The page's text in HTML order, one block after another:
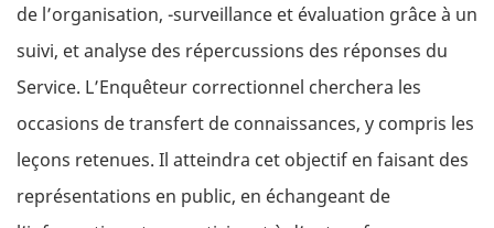
de l’organisation, -surveillance et évaluation grâce à un
suivi, et analyse des répercussions des réponses du
Service. L’Enquêteur correctionnel cherchera les
occasions de transfert de connaissances, y compris les
leçons retenues. Il atteindra cet objectif en faisant des
représentations en public, en échangeant de